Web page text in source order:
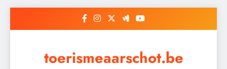
toerismeaarschot.be